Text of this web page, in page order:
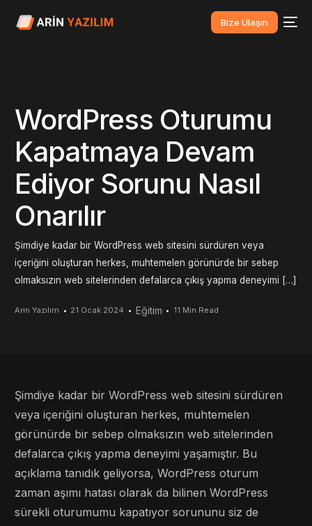
Bize Ulaşın
WordPress Oturumu
Kapatmaya Devam
Ediyor Sorunu Nasıl
Onarılır
Şimdiye kadar bir WordPress web sitesini sürdüren veya
içeriğini oluşturan herkes, muhtemelen görünürde bir sebep
olmaksızın web sitelerinden defalarca çıkış yapma deneyimi […]
Arin Yazılım 21 Ocak 2024 Eğitim 11 Min Read
Şimdiye kadar bir WordPress web sitesini sürdüren
veya içeriğini oluşturan herkes, muhtemelen
görünürde bir sebep olmaksızın web sitelerinden
defalarca çıkış yapma deneyimi yaşamıştır. Bu
açıklama tanıdık geliyorsa, WordPress oturum
zaman aşımı hatası olarak da bilinen WordPress
sürekli oturumumu kapatıyor sorununu siz de